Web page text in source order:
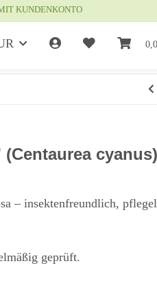
KUNDENKONTO
cyanus)
– insektenfreundlich,
geprüft.